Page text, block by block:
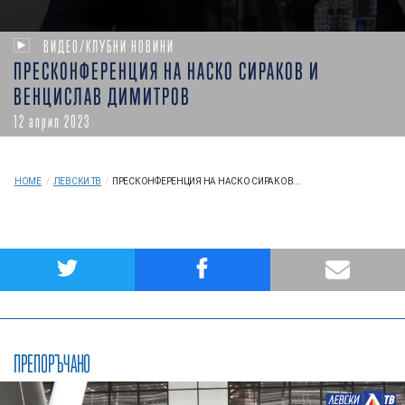
ВИДЕО/КЛУБНИ НОВИНИ
ПРЕСКОНФЕРЕНЦИЯ НА НАСКО СИРАКОВ И
ВЕНЦИСЛАВ ДИМИТРОВ
12 април 2023
HOME / ЛЕВСКИ ТВ / ПРЕСКОНФЕРЕНЦИЯ НА НАСКО СИРАКОВ...
ПРЕПОРЪЧАНО